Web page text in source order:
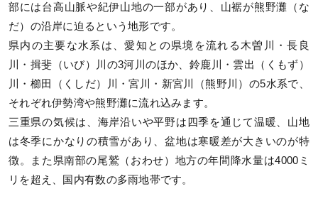
部には台高山脈や紀伊山地の一部があり、山裾が熊野灘（な
だ）の沿岸に迫るという地形です。
県内の主要な水系は、愛知との県境を流れる木曽川・長良
川・揖斐（いび）川の3河川のほか、鈴鹿川・雲出（くもず）
川・櫛田（くしだ）川・宮川・新宮川（熊野川）の5水系で、
それぞれ伊勢湾や熊野灘に流れ込みます。
三重県の気候は、海岸沿いや平野は四季を通じて温暖、山地
は冬季にかなりの積雪があり、盆地は寒暖差が大きいのが特
徴。また県南部の尾鷲（おわせ）地方の年間降水量は4000ミ
リを超え、国内有数の多雨地帯です。